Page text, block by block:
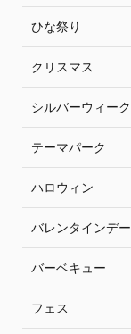
ひな祭り
クリスマス
シルバーウィーク
テーマパーク
ハロウィン
バレンタインデー
バーベキュー
フェス